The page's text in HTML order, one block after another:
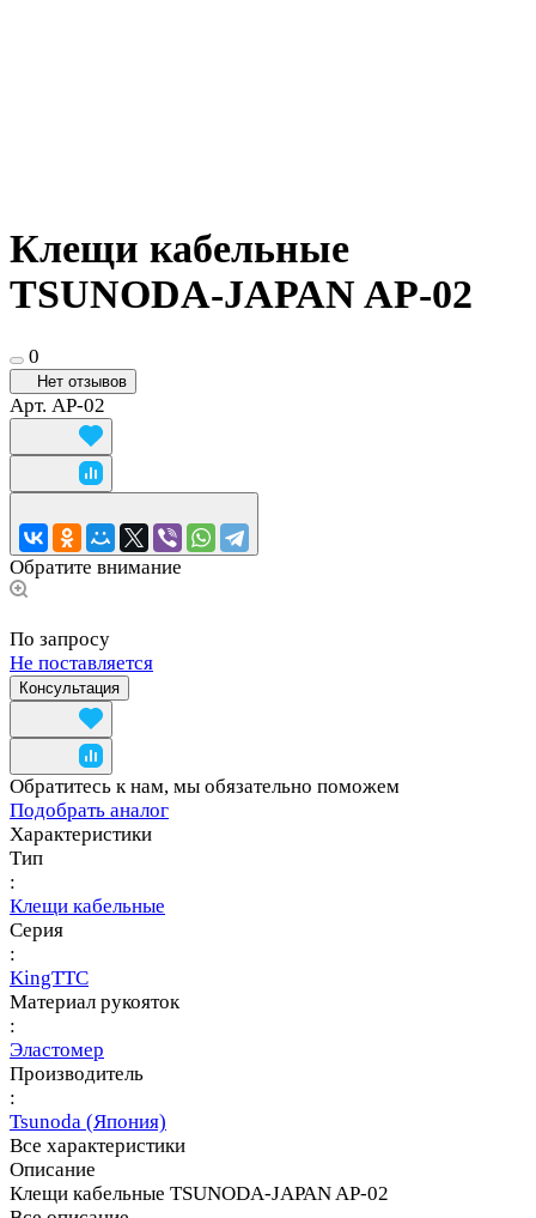
Клещи кабельные
TSUNODA-JAPAN AP-02
0
Нет отзывов
Арт. AP-02
Обратите внимание
По запросу
Не поставляется
Консультация
Обратитесь к нам, мы обязательно поможем
Подобрать аналог
Характеристики
Тип
:
Клещи кабельные
Серия
:
KingTTC
Материал рукояток
:
Эластомер
Производитель
:
Tsunoda (Япония)
Все характеристики
Описание
Клещи кабельные TSUNODA-JAPAN AP-02